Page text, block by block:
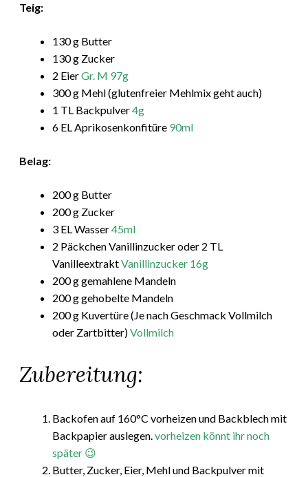
Teig:
130 g Butter
130 g Zucker
2 EierGr. M 97g
300 g Mehl (glutenfreier Mehlmix geht auch)
1 TL Backpulver4g
6 EL Aprikosenkonfitüre 90ml
Belag:
200 g Butter
200 g Zucker
3 EL Wasser45ml
2 Päckchen Vanillinzucker oder 2 TL
VanilleextraktVanillinzucker 16g
200 g gemahlene Mandeln
200 g gehobelte Mandeln
200 g Kuvertüre (Je nach Geschmack Vollmilch
oder Zartbitter)Vollmilch
Zubereitung:
Backofen auf 160°C vorheizen und Backblech mit
Backpapier auslegen. vorheizen könnt ihr noch
später 😉
Butter, Zucker, Eier, Mehl und Backpulver mit